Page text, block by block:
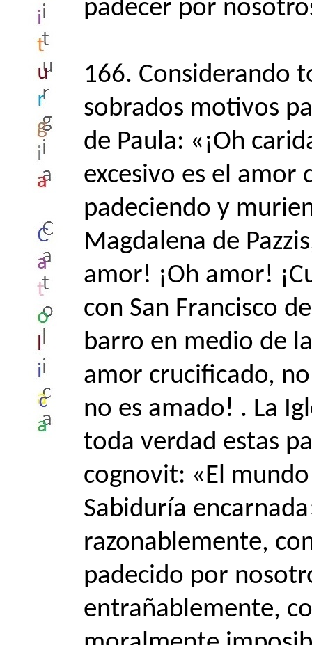
padecer por
166. Considerando
sobrados motivos
de Paula: «¡Oh
excesivo es el amor
padeciendo y
Magdalena de
amor! ¡Oh amor!
con San Francisco
barro en medio de
amor crucificado,
no es amado! . La
toda verdad estas
cognovit: «El
Sabiduría
razonablemente,
padecido por
entrañablemente,